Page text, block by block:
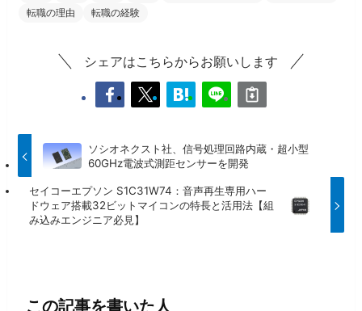
転職の理由
転職の経験
シェアはこちらからお願いします
ソシオネクスト社、信号処理回路内蔵・超小型
60GHz電波式測距センサーを開発
セイコーエプソン S1C31W74：音声再生専用ハー
ドウェア搭載32ビットマイコンの特長と活用法【組
み込みエンジニア必見】
この記事を書いた人